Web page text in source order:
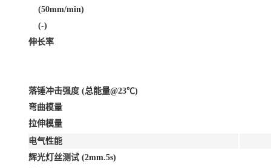
(50mm/min)
(-)
伸长率
落锤冲击强度 (总能量@23℃)
弯曲模量
拉伸模量
电气性能
辉光灯丝测试 (2mm.5s)